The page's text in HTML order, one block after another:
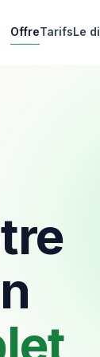
OffreTarifsLe